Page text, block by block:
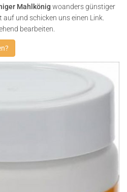
Mahlkönig woanders günstiger
und schicken uns einen Link.
bearbeiten.